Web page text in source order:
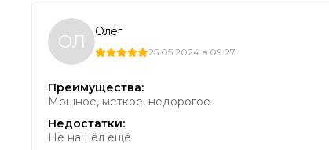
ОЛ Олег
25.05.2024 в 09:27
Преимущества:
Мощное, меткое, недорогое
Недостатки:
Не нашёл ещё